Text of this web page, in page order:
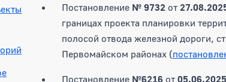
Постановление № 9732 от
границах проекта планировки
полосой отвода железной дороги,
Первомайском районах (
Постановление №6216 от05.06.2025